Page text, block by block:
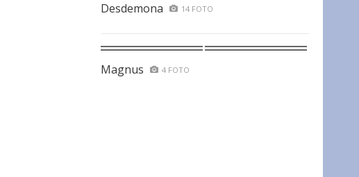
Desdemona 14 FOTO
Magnus 4 FOTO